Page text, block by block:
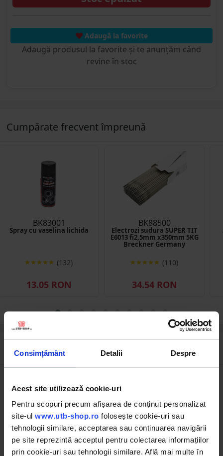
Consimțământ Detalii Despre
Acest site utilizează cookie-uri
Pentru scopuri precum afișarea de conținut personalizat
site-ul www.utb-shop.ro folosește cookie-uri sau
tehnologii similare, acceptarea sau continuarea navigării
pe site reprezintă acceptul pentru colectarea informațiilor
prin cookie-uri sau tehnologii similare. Află mai multe în
Adaugă la favorite
Adaugă produsul la favorite și te anunțăm când
revine în stoc
Cumpărate frecvent împreună
BK83001
Spray cu vaselina lichida
(132)
13.05 RON
BK88500
Electrozi sudura SUPER TIT
E6013 fi2,5mm x350mm 5KG
Breckner Germany
(110)
34.54 RON
Descrierea produsului